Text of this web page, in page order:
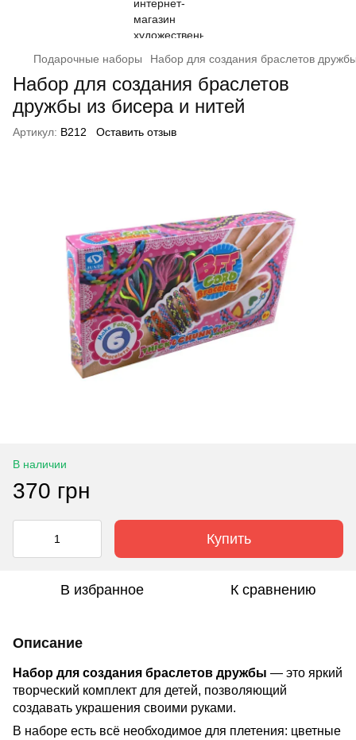
Подарочные наборы Набор для создания браслетов
Набор для создания браслетов
дружбы из бисера и нитей
Артикул: В212 Оставить отзыв
В наличии
370 грн
Купить
В избранное К сравнению
Описание
Набор для создания браслетов дружбы — это яркий
творческий комплект для детей, позволяющий
создавать украшения своими руками.
В наборе есть всё необходимое для плетения: цветные